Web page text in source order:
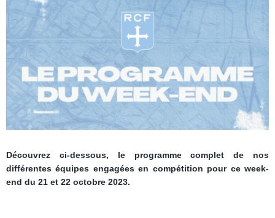
Découvrez ci-dessous, le programme complet de nos
différentes équipes engagées en compétition pour ce week-
end du 21 et 22 octobre 2023.